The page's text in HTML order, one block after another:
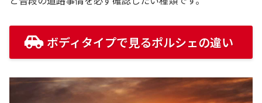
ボディタイプで見るポルシェの違い